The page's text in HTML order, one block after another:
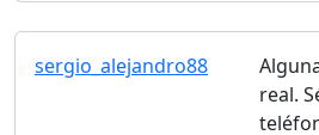
sergio_alejandro88
real.